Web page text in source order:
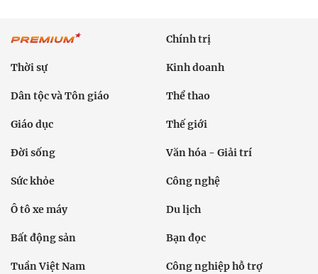
Chính trị
Thời sự Kinh doanh
Dân tộc và Tôn giáo Thể thao
Giáo dục Thế giới
Đời sống Văn hóa - Giải trí
Sức khỏe Công nghệ
Ô tô xe máy Du lịch
Bất động sản Bạn đọc
Tuần Việt Nam Công nghiệp hỗ trợ